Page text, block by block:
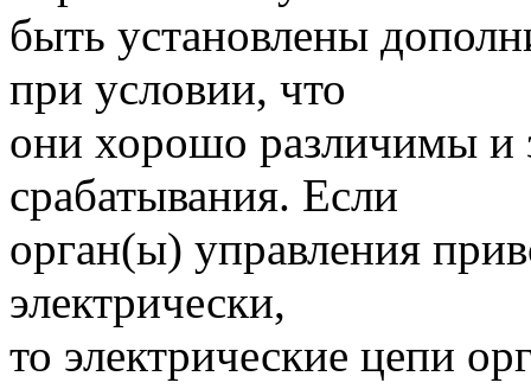
быть установлены
при условии, что
они хорошо различимы и
срабатывания. Если
орган(ы) управления
электрически,
то электрические цепи